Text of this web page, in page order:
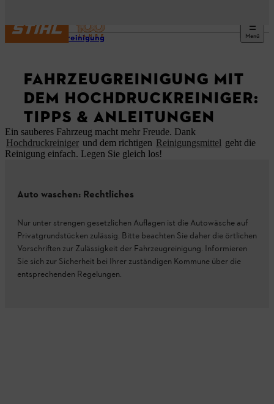
Menü
Aussenreinigung
FAHRZEUGREINIGUNG MIT
DEM HOCHDRUCKREINIGER:
TIPPS & ANLEITUNGEN
Ein sauberes Fahrzeug macht mehr Freude. Dank
Hochdruckreiniger und dem richtigen Reinigungsmittel geht die
Reinigung einfach. Legen Sie gleich los!
Auto waschen: Rechtliches
Nur unter strengen gesetzlichen Auflagen ist die Autowäsche auf
Privatgrundstücken zulässig. Bitte beachten Sie daher die örtlichen
Vorschriften zur Zulässigkeit der Fahrzeugreinigung. Informieren
Sie sich zur Sicherheit bei Ihrer zuständigen Kommune über die
entsprechenden Regelungen.